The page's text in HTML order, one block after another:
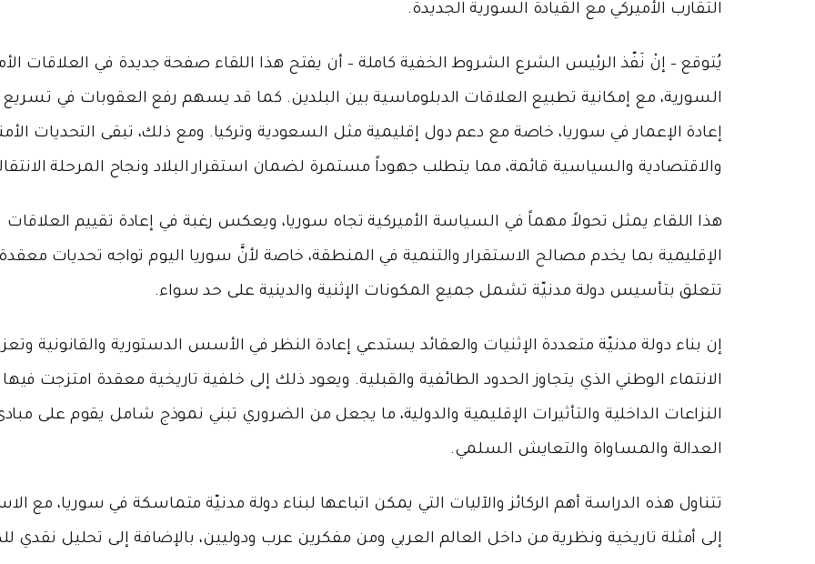
التقارب الأميركي مع القيادة السورية الجديدة.
يُتوقع – إنْ نَفّذ الرئيس الشرع الشروط الخفية كاملة – أن يفتح هذا اللقاء صفحة جديدة في العلاقات
السورية، مع إمكانية تطبيع العلاقات الدبلوماسية بين البلدين. كما قد يسهم رفع العقوبات في
إعادة الإعمار في سوريا، خاصة مع دعم دول إقليمية مثل السعودية وتركيا. ومع ذلك، تبقى التحديات
والاقتصادية والسياسية قائمة، مما يتطلب جهوداً مستمرة لضمان استقرار البلاد ونجاح المرحلة
هذا اللقاء يمثل تحولاً مهماً في السياسة الأميركية تجاه سوريا، ويعكس رغبة في إعادة تقييم العلاقات
الإقليمية بما يخدم مصالح الاستقرار والتنمية في المنطقة، خاصة لأنَّ سوريا اليوم تواجه تحديات معقدة
تتعلق بتأسيس دولة مدنيّة تشمل جميع المكونات الإثنية والدينية على حد سواء.
إن بناء دولة مدنيّة متعددة الإثنيات والعقائد يستدعي إعادة النظر في الأسس الدستورية والقانونية
الانتماء الوطني الذي يتجاوز الحدود الطائفية والقبلية. ويعود ذلك إلى خلفية تاريخية معقدة امتزجت فيها
النزاعات الداخلية والتأثيرات الإقليمية والدولية، ما يجعل من الضروري تبني نموذج شامل يقوم على
العدالة والمساواة والتعايش السلمي.
تتناول هذه الدراسة أهم الركائز والآليات التي يمكن اتباعها لبناء دولة مدنيّة متماسكة في سوريا، مع
إلى أمثلة تاريخية ونظرية من داخل العالم العربي ومن مفكرين عرب ودوليين، بالإضافة إلى تحليل نقدي